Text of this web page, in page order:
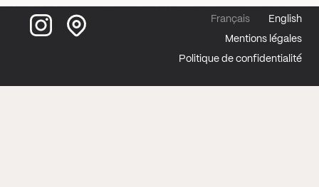
Français
English
Mentions légales
Politique de confidentialité